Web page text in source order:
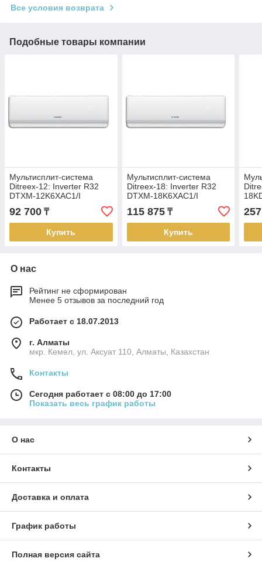
Все условия возврата
Подобные товары компании
Мультисплит-система
Ditreex-12: Inverter R32
DTXM-12K6XAC1/I
(внутренний блок)
92 700 ₸
Купить
Мультисплит-система
Ditreex-18: Inverter R32
DTXM-18K6XAC1/I
(внутренний блок)
115 875₸
Купить
О нас
Рейтинг не сформирован
Менее 5 отзывов за последний год
Работает с 18.07.2013
г. Алматы
мкр. Кемел, ул. Аксуат 110, Алматы, Казахстан
Контакты
Сегодня работает с 08:00 до 17:00
Показать весь график работы
О нас
Контакты
Доставка и оплата
График работы
Полная версия сайта